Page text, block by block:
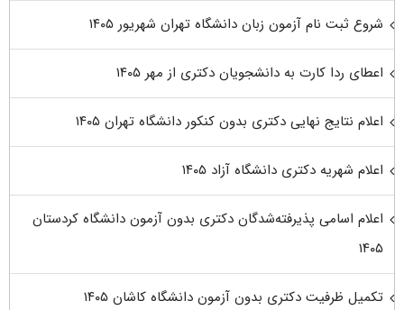
شروع ثبت نام آزمون زبان دانشگاه تهران شهریور ۱۴۰۵
اعطای ردا کارت به دانشجویان دکتری از مهر ۱۴۰۵
اعلام نتایج نهایی دکتری بدون کنکور دانشگاه تهران ۱۴۰۵
اعلام شهریه دکتری دانشگاه آزاد ۱۴۰۵
اعلام اسامی پذیرفته‌شدگان دکتری بدون آزمون دانشگاه کردستان
۱۴۰۵
تکمیل ظرفیت دکتری بدون آزمون دانشگاه کاشان ۱۴۰۵